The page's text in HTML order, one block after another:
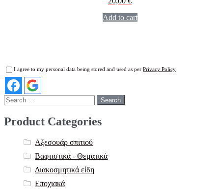
Add to cart
I agree to my personal data being stored and used as per Privacy Policy
Search
for:
Product Categories
Αξεσουάρ σπιτιού
Βαφτιστικά - Θεματικά
Διακοσμητικά είδη
Εποχιακά